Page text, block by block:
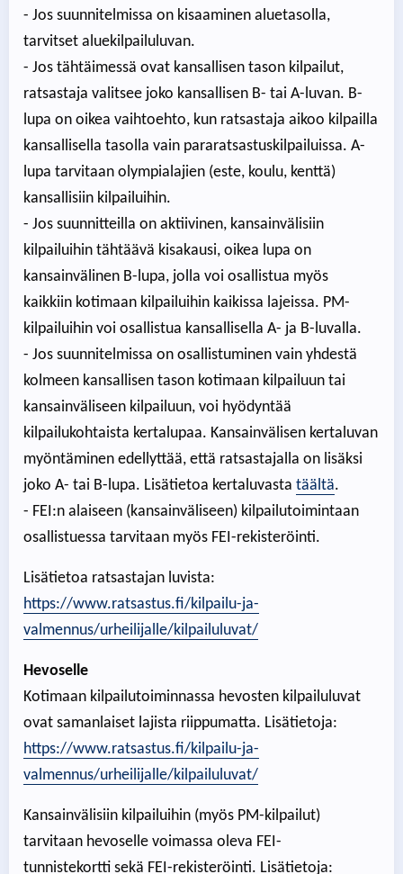
- Jos suunnitelmissa on kisaaminen aluetasolla,
tarvitset aluekilpailuluvan.
- Jos tähtäimessä ovat kansallisen tason kilpailut,
ratsastaja valitsee joko kansallisen B- tai A-luvan. B-
lupa on oikea vaihtoehto, kun ratsastaja aikoo kilpailla
kansallisella tasolla vain pararatsastuskilpailuissa. A-
lupa tarvitaan olympialajien (este, koulu, kenttä)
kansallisiin kilpailuihin.
- Jos suunnitteilla on aktiivinen, kansainvälisiin
kilpailuihin tähtäävä kisakausi, oikea lupa on
kansainvälinen B-lupa, jolla voi osallistua myös
kaikkiin kotimaan kilpailuihin kaikissa lajeissa. PM-
kilpailuihin voi osallistua kansallisella A- ja B-luvalla.
- Jos suunnitelmissa on osallistuminen vain yhdestä
kolmeen kansallisen tason kotimaan kilpailuun tai
kansainväliseen kilpailuun, voi hyödyntää
kilpailukohtaista kertalupaa. Kansainvälisen kertaluvan
myöntäminen edellyttää, että ratsastajalla on lisäksi
joko A- tai B-lupa. Lisätietoa kertaluvasta täältä.
- FEI:n alaiseen (kansainväliseen) kilpailutoimintaan
osallistuessa tarvitaan myös FEI-rekisteröinti.
Lisätietoa ratsastajan luvista:
https://www.ratsastus.fi/kilpailu-ja-
valmennus/urheilijalle/kilpailuluvat/
Hevoselle
Kotimaan kilpailutoiminnassa hevosten kilpailuluvat
ovat samanlaiset lajista riippumatta. Lisätietoja:
https://www.ratsastus.fi/kilpailu-ja-
valmennus/urheilijalle/kilpailuluvat/
Kansainvälisiin kilpailuihin (myös PM-kilpailut)
tarvitaan hevoselle voimassa oleva FEI-
tunnistekortti sekä FEI-rekisteröinti. Lisätietoja: